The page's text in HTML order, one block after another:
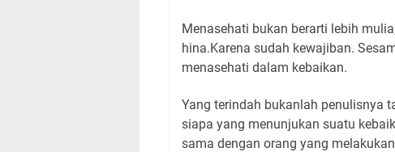
Menasehati bukan berarti lebih
hina.Karena sudah kewajiban.
menasehati dalam kebaikan.
Yang terindah bukanlah penulisnya
siapa yang menunjukan suatu
sama dengan orang yang